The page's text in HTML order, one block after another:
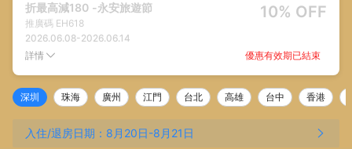
折最高減180 -永安旅遊節
推廣碼 EH618
2026.06.08-2026.06.14
10% OFF
詳情 優惠有效期已結束
深圳 珠海 廣州 江門 台北 高雄 台中 香港
入住/退房日期： 8月20日-8月21日